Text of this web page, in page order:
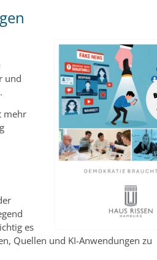
und
mehr
es
Quellen und KI-Anwendungen zu